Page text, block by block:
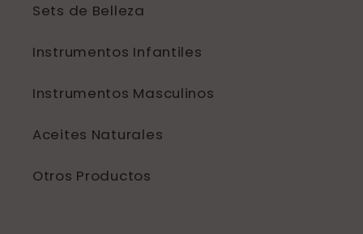
Sets de Belleza
Instrumentos Infantiles
Instrumentos Masculinos
Aceites Naturales
Otros Productos